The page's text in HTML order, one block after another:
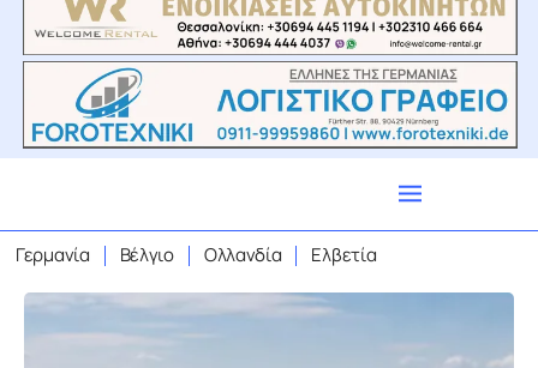
Γερμανία Βέλγιο Ολλανδία Ελβετία